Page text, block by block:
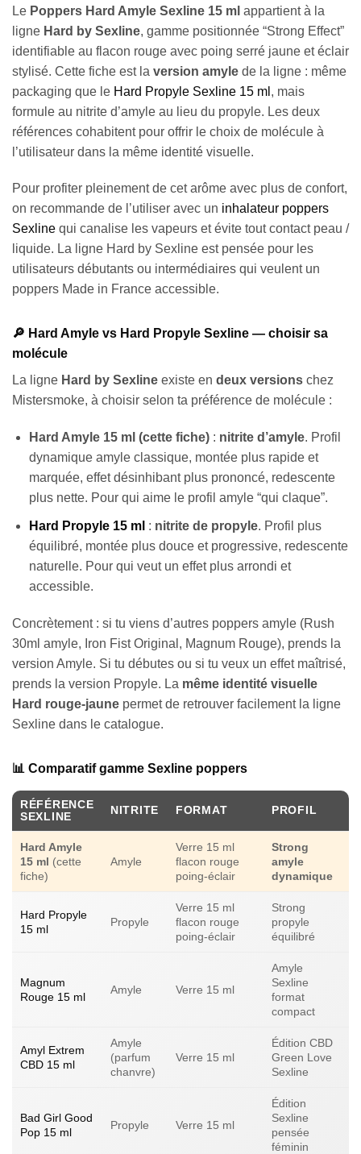
Le Poppers Hard Amyle Sexline 15 ml appartient à la
ligne Hard by Sexline, gamme positionnée “Strong Effect”
identifiable au flacon rouge avec poing serré jaune et éclair
stylisé. Cette fiche est la version amyle de la ligne : même
packaging que le Hard Propyle Sexline 15 ml , mais
formule au nitrite d’amyle au lieu du propyle. Les deux
références cohabitent pour offrir le choix de molécule à
l’utilisateur dans la même identité visuelle.
Pour profiter pleinement de cet arôme avec plus de confort,
on recommande de l’utiliser avec un inhalateur poppers
Sexline qui canalise les vapeurs et évite tout contact peau /
liquide. La ligne Hard by Sexline est pensée pour les
utilisateurs débutants ou intermédiaires qui veulent un
poppers Made in France accessible.
🔎 Hard Amyle vs Hard Propyle Sexline — choisir sa
molécule
La ligne Hard by Sexline existe en deux versions chez
Mistersmoke, à choisir selon ta préférence de molécule :
Hard Amyle 15 ml (cette fiche): nitrite d’amyle. Profil
dynamique amyle classique, montée plus rapide et
marquée, effet désinhibant plus prononcé, redescente
plus nette. Pour qui aime le profil amyle “qui claque”.
Hard Propyle 15 ml : nitrite de propyle. Profil plus
équilibré, montée plus douce et progressive, redescente
naturelle. Pour qui veut un effet plus arrondi et
accessible.
Concrètement : si tu viens d’autres poppers amyle (Rush
30ml amyle, Iron Fist Original, Magnum Rouge), prends la
version Amyle. Si tu débutes ou si tu veux un effet maîtrisé,
prends la version Propyle. La même identité visuelle
Hard rouge-jaune permet de retrouver facilement la ligne
Sexline dans le catalogue.
📊 Comparatif gamme Sexline poppers
RÉFÉRENCE
SEXLINE
NITRITE FORMAT PROFIL
Hard Amyle
15 ml (cette
fiche)
Amyle
Verre 15 ml
flacon rouge
poing-éclair
Strong
amyle
dynamique
Hard Propyle
15 ml
Propyle
Verre 15 ml
flacon rouge
poing-éclair
Strong
propyle
équilibré
Magnum
Rouge 15 ml
Amyle Verre 15 ml
Amyle
Sexline
format
compact
Amyl Extrem
CBD 15 ml
Amyle
(parfum
chanvre)
Verre 15 ml
Édition CBD
Green Love
Sexline
Bad Girl Good
Pop 15 ml
Propyle Verre 15 ml
Édition
Sexline
pensée
féminin